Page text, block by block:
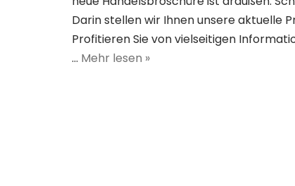
Darin stellen wir Ihnen unsere aktuelle
Profitieren Sie von vielseitigen
… Mehr lesen »